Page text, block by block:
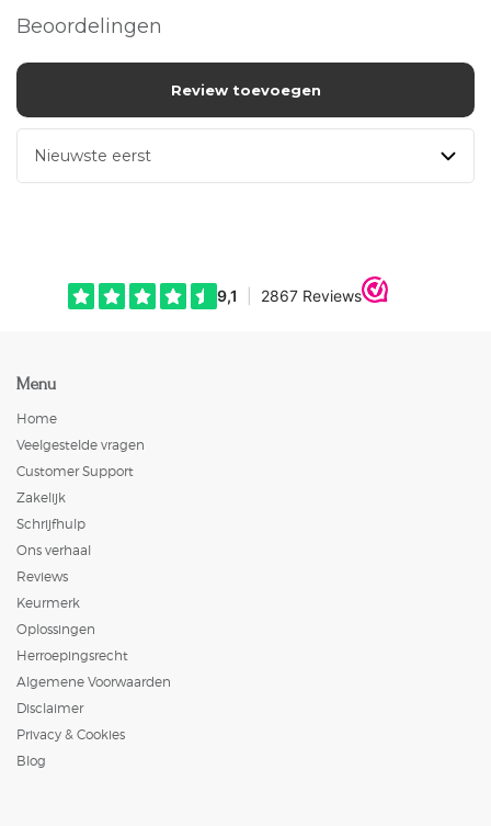
Beoordelingen
Review toevoegen
Menu
Home
Veelgestelde vragen
Customer Support
Zakelijk
Schrijfhulp
Ons verhaal
Reviews
Keurmerk
Oplossingen
Herroepingsrecht
Algemene Voorwaarden
Disclaimer
Privacy & Cookies
Blog